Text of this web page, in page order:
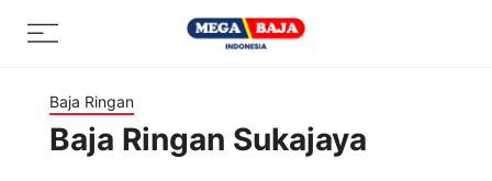
Menu
Baja Ringan
Baja Ringan Sukajaya